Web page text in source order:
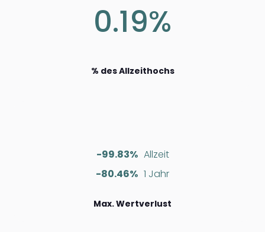
0.19%
% des Allzeithochs
-99.83% Allzeit
-80.46% 1 Jahr
Max. Wertverlust